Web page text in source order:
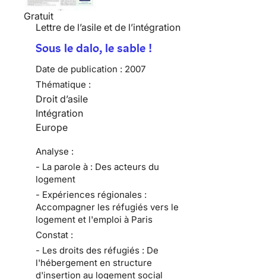
Gratuit
Lettre de l’asile et de l’intégration
Sous le dalo, le sable !
Date de publication : 2007
Thématique :
Droit d’asile
Intégration
Europe
Analyse :
- La parole à : Des acteurs du
logement
- Expériences régionales :
Accompagner les réfugiés vers le
logement et l'emploi à Paris
Constat :
- Les droits des réfugiés : De
l'hébergement en structure
d'insertion au logement social